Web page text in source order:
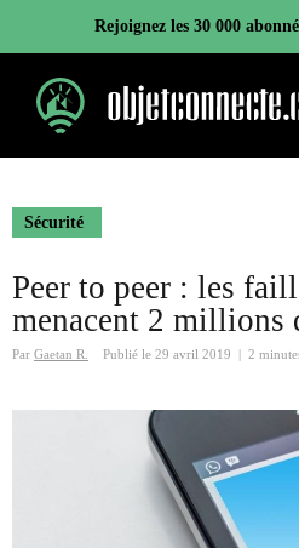
contenu
Rejoignez les 30 000
Sécurité
Peer to peer : les
menacent 2 millions
Par Gaetan R. Publié le 29 avril 2019 2